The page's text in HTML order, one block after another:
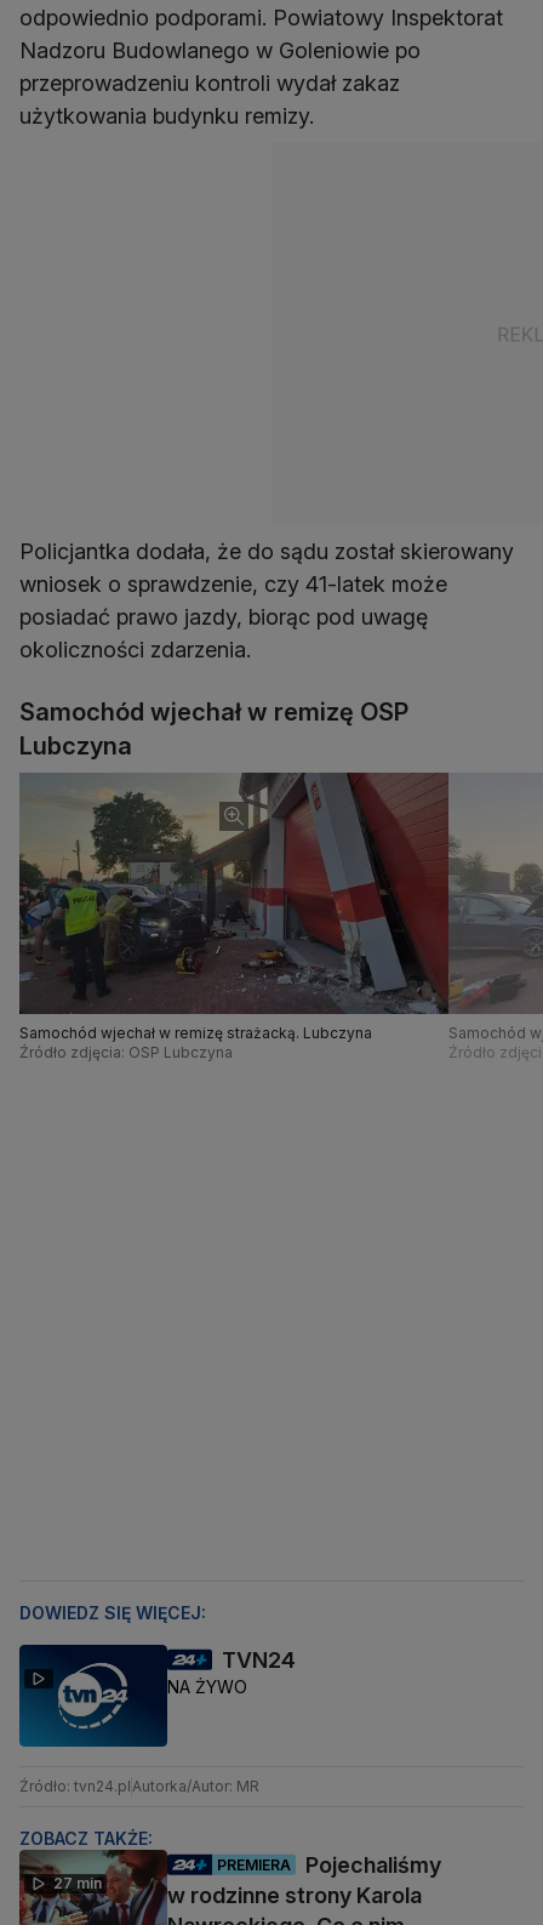
odpowiednio podporami. Powiatowy Inspektorat
Nadzoru Budowlanego w Goleniowie po
przeprowadzeniu kontroli wydał zakaz
użytkowania budynku remizy.
Policjantka dodała, że do sądu został skierowany
wniosek o sprawdzenie, czy 41-latek może
posiadać prawo jazdy, biorąc pod uwagę
okoliczności zdarzenia.
Samochód wjechał w remizę OSP
Lubczyna
Samochód wjechał w remizę strażacką. Lubczyna
Źródło zdjęcia: OSP Lubczyna
Samochód
Źródło
DOWIEDZ SIĘ WIĘCEJ:
TVN24
NA ŻYWO
Źródło: tvn24.plAutorka/Autor: MR
ZOBACZ TAKŻE:
27 min
PREMIERA
Pojechaliśmy
w rodzinne strony Karola